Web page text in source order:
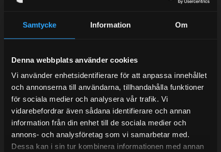
Samtycke Information Om
Denna webbplats använder cookies
Vi använder enhetsidentifierare för att anpassa innehållet
och annonserna till användarna, tillhandahålla funktioner
för sociala medier och analysera vår trafik. Vi
vidarebefordrar även sådana identifierare och annan
information från din enhet till de sociala medier och
annons- och analysföretag som vi samarbetar med.
Dessa kan i sin tur kombinera informationen med annan
under sommaren men med viss fördröjning. 2/7 -9/7 är
det helt stängt.
Tel:031- 51 66 60
E-post:info@streetperformance.se